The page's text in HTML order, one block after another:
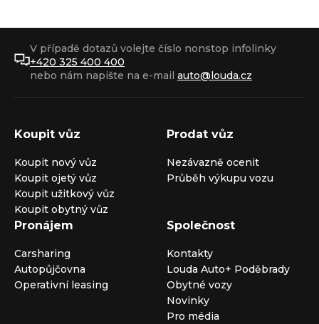
V případě dotazů volejte číslo nonstop infolinky
+420 325 400 400
nebo nám napište na e-mail auto@louda.cz
Koupit vůz
Koupit nový vůz
Koupit ojetý vůz
Koupit užitkový vůz
Koupit obytný vůz
Prodat vůz
Nezávazně ocenit
Průběh výkupu vozu
Pronájem
Carsharing
Autopůjčovna
Operativní leasing
Společnost
Kontakty
Louda Auto+ Poděbrady
Obytné vozy
Novinky
Pro média